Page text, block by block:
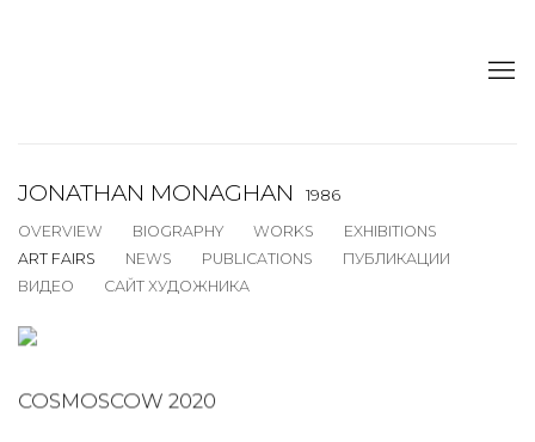
JONATHAN MONAGHAN
1986
OVERVIEW
BIOGRAPHY WORKS
EXHIBITIONS
ART FAIRS
NEWS PUBLICATIONS
ПУБЛИКАЦИИ
ВИДЕО
САЙТ ХУДОЖНИКА
COSMOSCOW 2020